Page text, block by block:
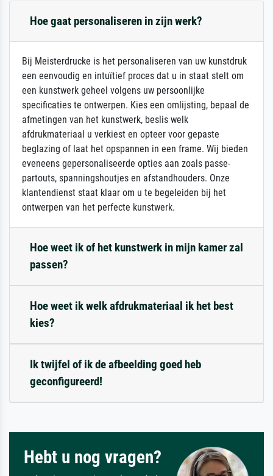
Hoe gaat personaliseren in zijn werk?
Bij Meisterdrucke is het personaliseren van uw kunstdruk
een eenvoudig en intuïtief proces dat u in staat stelt om
een kunstwerk geheel volgens uw persoonlijke
specificaties te ontwerpen. Kies een omlijsting, bepaal de
afmetingen van het kunstwerk, beslis welk
afdrukmateriaal u verkiest en opteer voor gepaste
beglazing of laat het opspannen in een frame. Wij bieden
eveneens gepersonaliseerde opties aan zoals passe-
partouts, spanningshoutjes en afstandhouders. Onze
klantendienst staat klaar om u te begeleiden bij het
ontwerpen van het perfecte kunstwerk.
Hoe weet ik of het kunstwerk in mijn kamer zal
passen?
Hoe weet ik welk afdrukmateriaal ik het best
kies?
Ik twijfel of ik de afbeelding goed heb
geconfigureerd!
Hebt u nog vragen?